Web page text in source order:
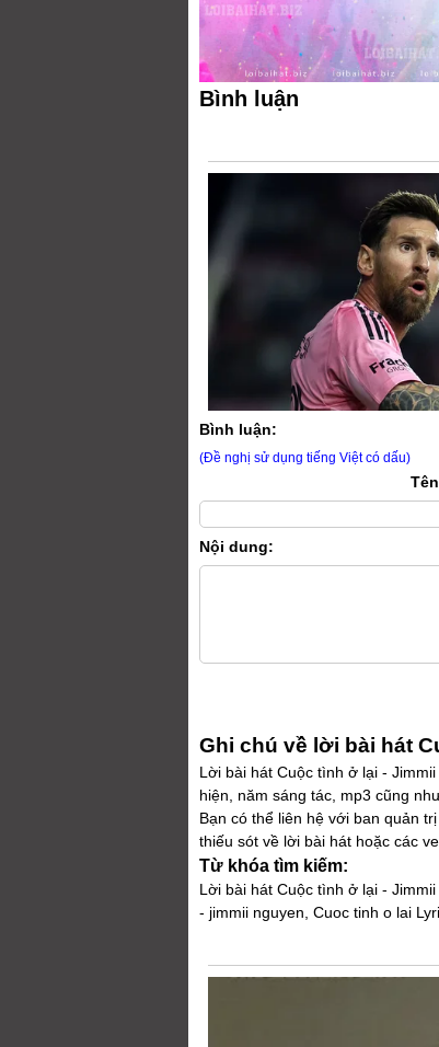
Bình luận
Bình luận:
(Đề nghị sử dụng tiếng Việt có dấu)
Nội dung:
Ghi chú về lời bài hát
Lời bài hát Cuộc tình ở lại -
hiện, năm sáng tác, mp3 cũng
Bạn có thể liên hệ với ban quản
thiếu sót về lời bài hát hoặc các
Từ khóa tìm kiếm:
Lời bài hát Cuộc tình ở lại -
- jimmii nguyen, Cuoc tinh o lai